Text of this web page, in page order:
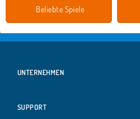
Beliebte Spiele
UNTERNEHMEN
SUPPORT